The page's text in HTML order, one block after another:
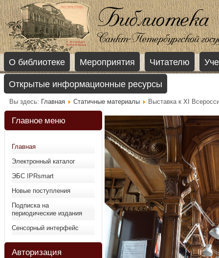
О библиотеке Мероприятия Читателю
Открытые информационные ресурсы
Вы здесь: Главная Статичные материалы Выставка к XI
Главное меню
Главная
Электронный каталог
ЭБС IPRsmart
Новые поступления
Подписка на
периодические издания
Сенсорный интерфейс
Авторизация
‹